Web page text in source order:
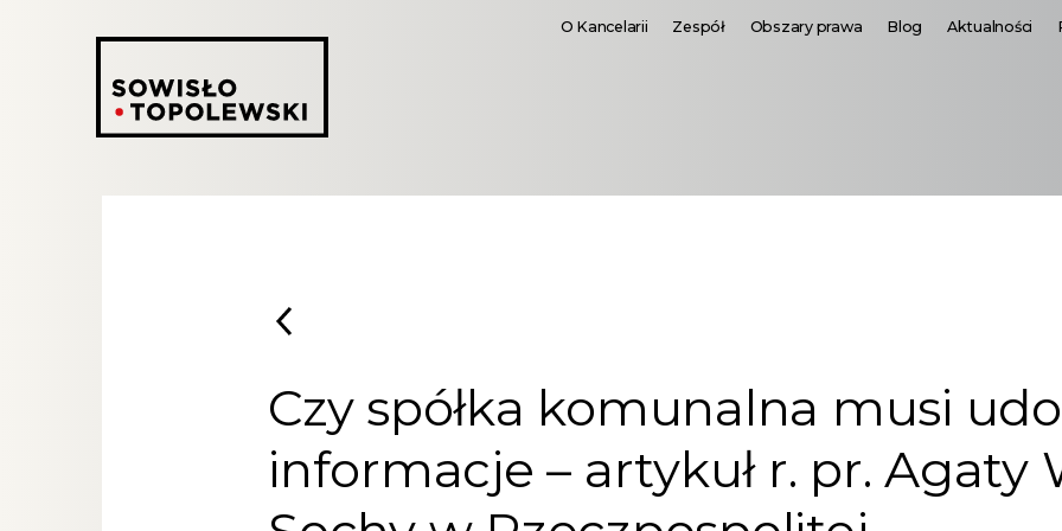
O Kancelarii Zespół Obszary prawa Blog Aktualności
Czy spółka komunalna musi
informacje – artykuł r. pr. Agaty